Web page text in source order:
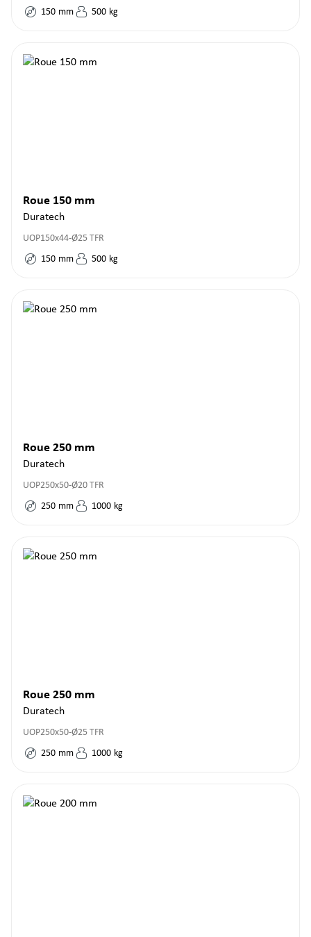
150 mm 500 kg
Roue 150 mm
Duratech
UOP150x44-Ø25 TFR
150 mm 500 kg
Roue 250 mm
Duratech
UOP250x50-Ø20 TFR
250 mm 1000 kg
Roue 250 mm
Duratech
UOP250x50-Ø25 TFR
250 mm 1000 kg